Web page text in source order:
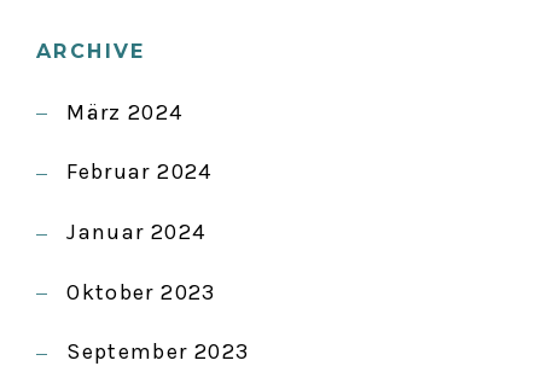
O
N
ARCHIVE
März 2024
Februar 2024
Januar 2024
Oktober 2023
September 2023